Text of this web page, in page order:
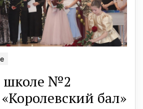
школе №2
«Королевский бал»